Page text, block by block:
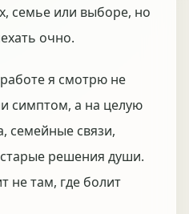
семье или выборе, но
очно.
я смотрю не
симптом, а на целую
семейные связи,
решения души.
не там, где болит